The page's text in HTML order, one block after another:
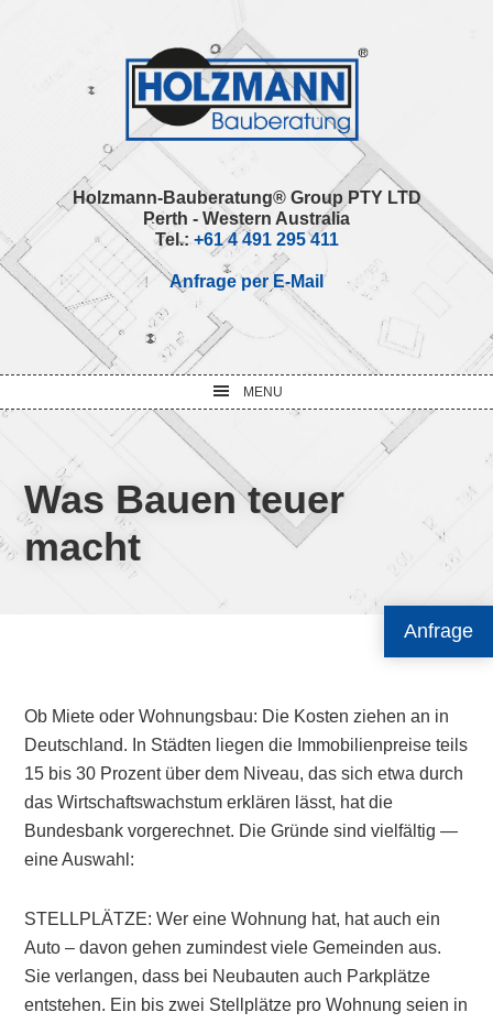
Anfrage
Holzmann-Bauberatung® Group PTY LTD
Perth - Western Australia
Tel.: +61 4 491 295 411
Anfrage per E-Mail
MENU
Was Bauen teuer
macht
Ob Miete oder Wohnungsbau: Die Kosten ziehen an in
Deutschland. In Städten liegen die Immobilienpreise teils
15 bis 30 Prozent über dem Niveau, das sich etwa durch
das Wirtschaftswachstum erklären lässt, hat die
Bundesbank vorgerechnet. Die Gründe sind vielfältig —
eine Auswahl:
STELLPLÄTZE: Wer eine Wohnung hat, hat auch ein
Auto – davon gehen zumindest viele Gemeinden aus.
Sie verlangen, dass bei Neubauten auch Parkplätze
entstehen. Ein bis zwei Stellplätze pro Wohnung seien in